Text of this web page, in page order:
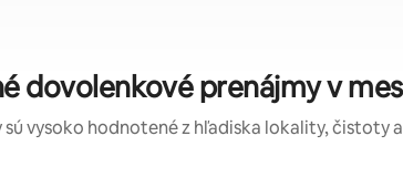
dovolenkové prenájmy v
vysoko hodnotené z hľadiska lokality, čistoty